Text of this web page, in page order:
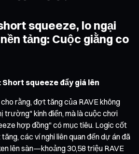
squeeze, lo ngại
tảng: Cuộc giằng co
squeeze đẩy giá lên
rằng, đợt tăng của RAVE không
trường" kinh điển, mà là cuộc chơi
hợp đồng" có mục tiêu. Logic cốt
các ví nghi liên quan đến dự án đã
lên sàn—khoảng 30,58 triệu RAVE